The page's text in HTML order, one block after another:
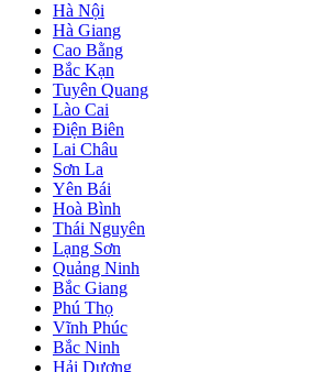
Hà Nội
Hà Giang
Cao Bằng
Bắc Kạn
Tuyên Quang
Lào Cai
Điện Biên
Lai Châu
Sơn La
Yên Bái
Hoà Bình
Thái Nguyên
Lạng Sơn
Quảng Ninh
Bắc Giang
Phú Thọ
Vĩnh Phúc
Bắc Ninh
Hải Dương